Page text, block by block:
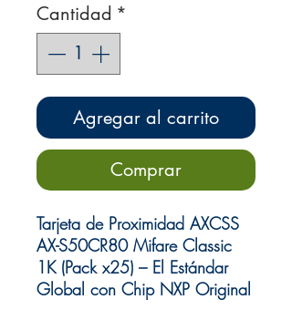
Cantidad *
Agregar al carrito
Comprar
Tarjeta de Proximidad AXCSS
AX-S50CR80 Mifare Classic
1K (Pack x25) – El Estándar
Global con Chip NXP Original